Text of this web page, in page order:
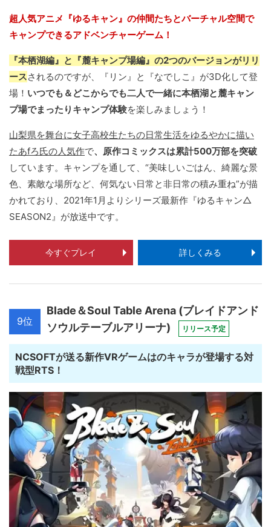
超人気アニメ『ゆるキャン』の仲間たちとバーチャル空間で
キャンプできるアドベンチャーゲーム！
『本栖湖編』と『麓キャンプ場編』の2つのバージョンがリリ
ースされるのですが、『リン』と『なでしこ』が3D化して登
場！ いつでも＆どこからでも二人で一緒に本栖湖と麓キャン
プ場でまったりキャンプ体験を楽しみましょう！
山梨県を舞台に女子高校生たちの日常生活をゆるやかに描い
たあfろ氏の人気作で、原作コミックスは累計500万部を突破
しています。キャンプを通して、“美味しいごはん、綺麗な景
色、素敵な場所など、何気ない日常と非日常の積み重ね”が描
かれており、2021年1月よりシリーズ最新作『ゆるキャン△
SEASON2』が放送中です。
今すぐプレイ 詳しくみる
9位
Blade＆Soul Table Arena (ブレイドアンド
ソウルテーブルアリーナ)
リリース予定
NCSOFTが送る新作VRゲームはのキャラが登場する対
戦型RTS！